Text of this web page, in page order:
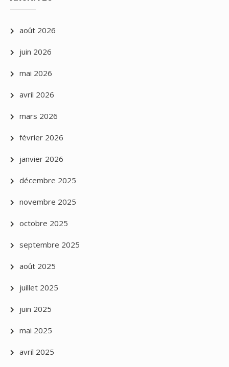
août 2026
juin 2026
mai 2026
avril 2026
mars 2026
février 2026
janvier 2026
décembre 2025
novembre 2025
octobre 2025
septembre 2025
août 2025
juillet 2025
juin 2025
mai 2025
avril 2025